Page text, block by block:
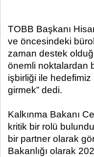
TOBB Başkanı
ve öncesindeki
zaman destek
önemli noktalardan
işbirliği ile hedefimiz
girmek” dedi.
Kalkınma Bakanı
kritik bir rolü
bir partner olarak
Bakanlığı olarak